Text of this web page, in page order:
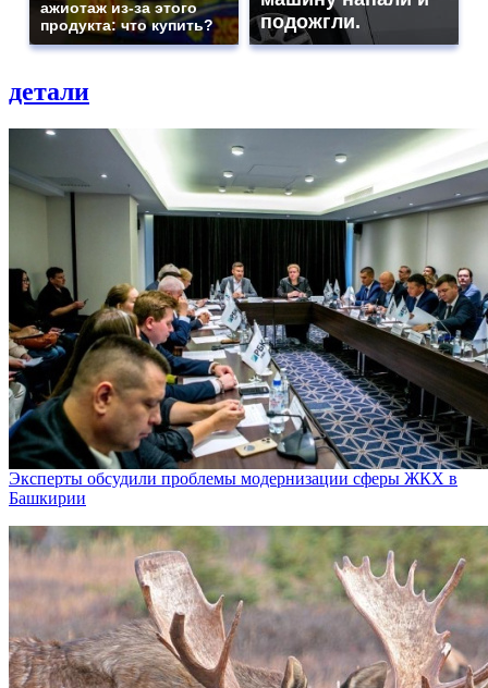
ажиотаж из-за этого
продукта: что купить?
подожгли.
детали
Эксперты обсудили проблемы модернизации сферы ЖКХ в
Башкирии